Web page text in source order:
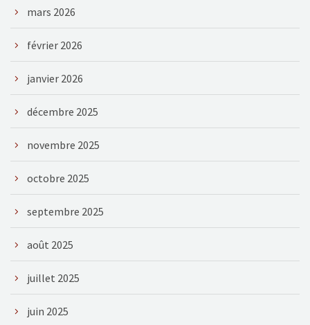
mars 2026
février 2026
janvier 2026
décembre 2025
novembre 2025
octobre 2025
septembre 2025
août 2025
juillet 2025
juin 2025